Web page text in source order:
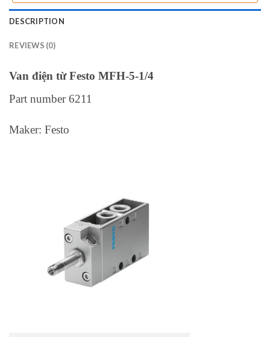
DESCRIPTION
REVIEWS (0)
Van điện từ Festo MFH-5-1/4
Part number 6211
Maker: Festo